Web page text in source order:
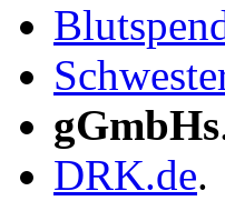
gGmbHs
DRK.de.